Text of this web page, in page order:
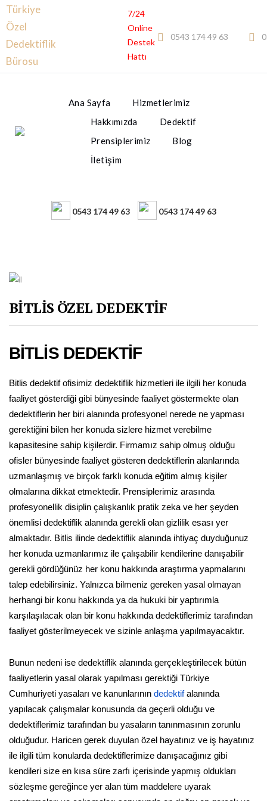
Türkiye
Özel
Dedektiflik
Bürosu
7/24
Online
Destek
Hattı
0543 174 49 63
Ana Sayfa
Hizmetlerimiz
Hakkımızda
Dedektif
Prensiplerimiz
Blog
İletişim
0543 174 49 63 0543 174 49 63
BİTLİS ÖZEL DEDEKTİF
BİTLİS DEDEKTİF
Bitlis dedektif ofisimiz dedektiflik hizmetleri ile ilgili her konuda
faaliyet gösterdiği gibi bünyesinde faaliyet göstermekte olan
dedektiflerin her biri alanında profesyonel nerede ne yapması
gerektiğini bilen her konuda sizlere hizmet verebilme
kapasitesine sahip kişilerdir. Firmamız sahip olmuş olduğu
ofisler bünyesinde faaliyet gösteren dedektiflerin alanlarında
uzmanlaşmış ve birçok farklı konuda eğitim almış kişiler
olmalarına dikkat etmektedir. Prensiplerimiz arasında
profesyonellik disiplin çalışkanlık pratik zeka ve her şeyden
önemlisi dedektiflik alanında gerekli olan gizlilik esası yer
almaktadır. Bitlis ilinde dedektiflik alanında ihtiyaç duyduğunuz
her konuda uzmanlarımız ile çalışabilir kendilerine danışabilir
gerekli gördüğünüz her konu hakkında araştırma yapmalarını
talep edebilirsiniz. Yalnızca bilmeniz gereken yasal olmayan
herhangi bir konu hakkında ya da hukuki bir yaptırımla
karşılaşılacak olan bir konu hakkında dedektiflerimiz tarafından
faaliyet gösterilmeyecek ve sizinle anlaşma yapılmayacaktır.
Bunun nedeni ise dedektiflik alanında gerçekleştirilecek bütün
faaliyetlerin yasal olarak yapılması gerektiği Türkiye
Cumhuriyeti yasaları ve kanunlarının dedektifalanında
yapılacak çalışmalar konusunda da geçerli olduğu ve
dedektiflerimiz tarafından bu yasaların tanınmasının zorunlu
olduğudur. Haricen gerek duyulan özel hayatınız ve iş hayatınız
ile ilgili tüm konularda dedektiflerimize danışacağınız gibi
kendileri size en kısa süre zarfı içerisinde yapmış oldukları
sözleşme gereğince yer alan tüm maddelere uyarak